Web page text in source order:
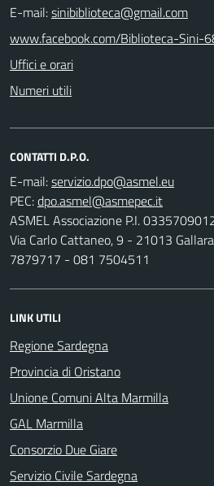
E-mail:sinibiblioteca@gmail.com
www.facebook.com/Biblioteca-Sini-
Uffici e orari
Numeri utili
CONTATTI D.P.O.
E-mail:
PEC:
ASMEL Associazione P.I.
Via Carlo Cattaneo, 9 - 21013
7879717 - 081 7504511
LINK UTILI
Regione Sardegna
Provincia di Oristano
Unione Comuni Alta Marmilla
GAL Marmilla
Consorzio Due Giare
Servizio Civile Sardegna